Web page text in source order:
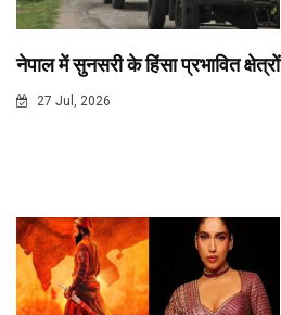
नेपाल में सुनसरी के हिंसा प्रभावित
27 Jul, 2026